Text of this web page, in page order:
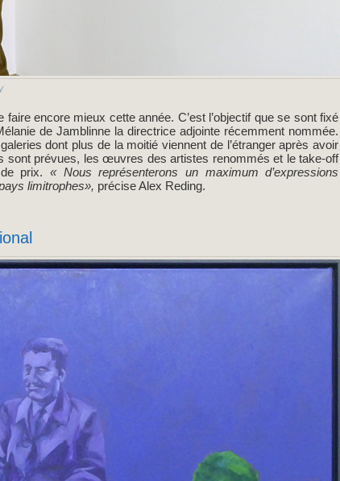
encore mieux cette année. C’est l’objectif que se sont fixé
de Jamblinne la directrice adjointe récemment nommée.
dont plus de la moitié viennent de l’étranger après avoir
sont prévues, les œuvres des artistes renommés et le take-off
de prix.« Nous représenterons un maximum d’expressions
limitrophes», précise Alex Reding.